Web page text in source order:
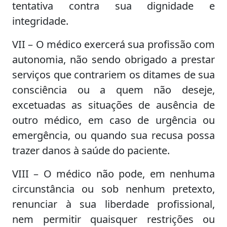
tentativa contra sua dignidade e
integridade.
VII – O médico exercerá sua profissão com
autonomia, não sendo obrigado a prestar
serviços que contrariem os ditames de sua
consciência ou a quem não deseje,
excetuadas as situações de ausência de
outro médico, em caso de urgência ou
emergência, ou quando sua recusa possa
trazer danos à saúde do paciente.
VIII – O médico não pode, em nenhuma
circunstância ou sob nenhum pretexto,
renunciar à sua liberdade profissional,
nem permitir quaisquer restrições ou